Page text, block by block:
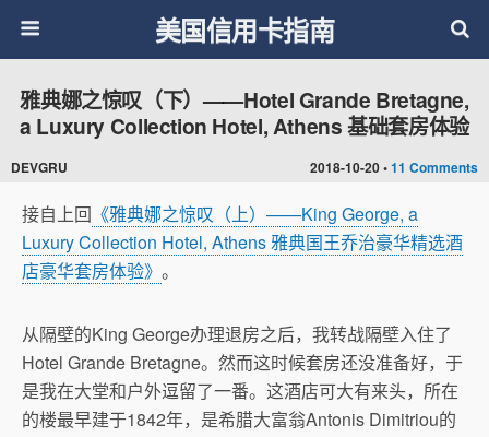
美国信用卡指南
2018-10-20 •11 Comments
雅典娜之惊叹（下）——Hotel Grande Bretagne,
a Luxury Collection Hotel, Athens 基础套房体验
DEVGRU
接自上回 《雅典娜之惊叹（上）——King George, a
Luxury Collection Hotel, Athens 雅典国王乔治豪华精选酒
店豪华套房体验》 。
从隔壁的King George办理退房之后，我转战隔壁入住了
Hotel Grande Bretagne。然而这时候套房还没准备好，于
是我在大堂和户外逗留了一番。这酒店可大有来头，所在
的楼最早建于1842年，是希腊大富翁Antonis Dimitriou的